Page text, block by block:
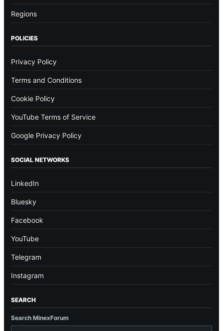
Regions
POLICIES
Privacy Policy
Terms and Conditions
Cookie Policy
YouTube Terms of Service
Google Privacy Policy
SOCIAL NETWORKS
LinkedIn
Bluesky
Facebook
YouTube
Telegram
Instagram
SEARCH
Search MinexForum